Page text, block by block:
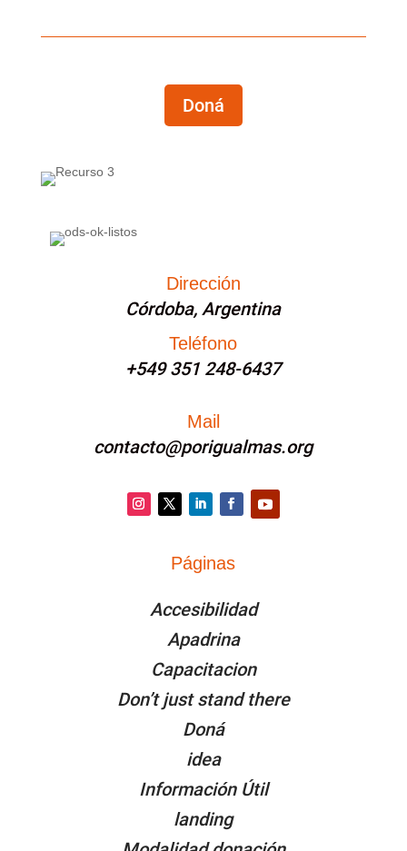
Doná
Dirección
Córdoba, Argentina
Teléfono
+549 351 248-6437
Mail
contacto@porigualmas.org
Páginas
Accesibilidad
Apadrina
Capacitacion
Don’t just stand there
Doná
idea
Información Útil
landing